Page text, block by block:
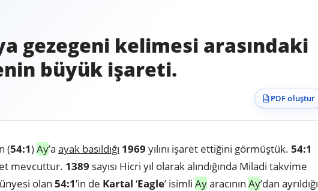
gezegeni kelimesi arasındaki
büyük işareti.
PDF oluştur
(54:1)Ay’a ayak basıldığı 1969 yılını işaret ettiğini görmüştük. 54:1
mevcuttur. 1389 sayısı Hicri yıl olarak alındığında Miladi takvime
olan 54:1’in de Kartal ‘Eagle’ isimli Ayaracının Ay’dan ayrıldığı